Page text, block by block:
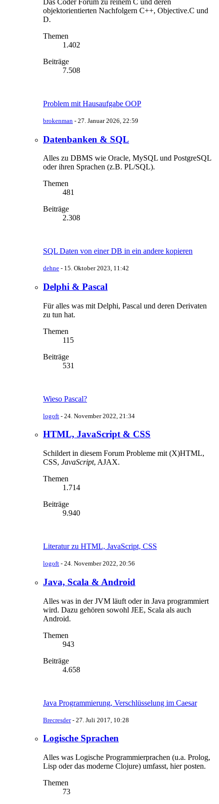
objektorientierten Nachfolgern C++, Objective.C und
D.
Themen
1.402
Beiträge
7.508
Problem mit Hausaufgabe OOP
brokenman - 27. Januar 2026, 22:59
Datenbanken & SQL
Alles zu DBMS wie Oracle, MySQL und PostgreSQL
oder ihren Sprachen (z.B. PL/SQL).
Themen
481
Beiträge
2.308
SQL Daten von einer DB in ein andere kopieren
dehne - 15. Oktober 2023, 11:42
Delphi & Pascal
Für alles was mit Delphi, Pascal und deren Derivaten
zu tun hat.
Themen
115
Beiträge
531
Wieso Pascal?
logoft - 24. November 2022, 21:34
HTML, JavaScript & CSS
Schildert in diesem Forum Probleme mit (X)HTML,
CSS, JavaScript, AJAX.
Themen
1.714
Beiträge
9.940
Literatur zu HTML, JavaScript, CSS
logoft - 24. November 2022, 20:56
Java, Scala & Android
Alles was in der JVM läuft oder in Java programmiert
wird. Dazu gehören sowohl JEE, Scala als auch
Android.
Themen
943
Beiträge
4.658
Java Programmierung, Verschlüsselung im Caesar
Brecresder- 27. Juli 2017, 10:28
Logische Sprachen
Alles was Logische Programmierprachen (u.a. Prolog,
Lisp oder das moderne Clojure) umfasst, hier posten.
Themen
73